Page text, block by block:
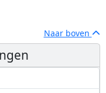
Naar boven